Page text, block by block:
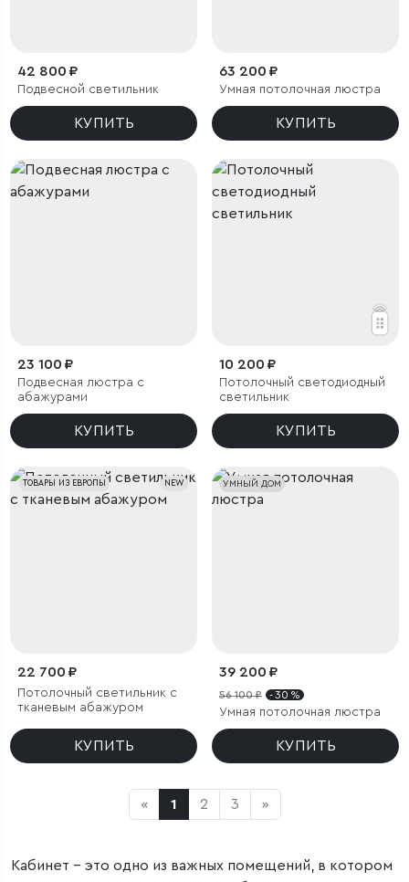
42 800 ₽
Подвесной светильник
КУПИТЬ
63 200 ₽
Умная потолочная люстра
КУПИТЬ
23 100 ₽
Подвесная люстра с
абажурами
КУПИТЬ
10 200 ₽
Потолочный светодиодный
светильник
КУПИТЬ
NEW
ТОВАРЫ ИЗ ЕВРОПЫ
22 700 ₽
Потолочный светильник с
тканевым абажуром
КУПИТЬ
УМНЫЙ ДОМ
39 200 ₽
56 100 ₽ - 30 %
Умная потолочная люстра
КУПИТЬ
« 1 2 3 »
Кабинет – это одно из важных помещений, в котором